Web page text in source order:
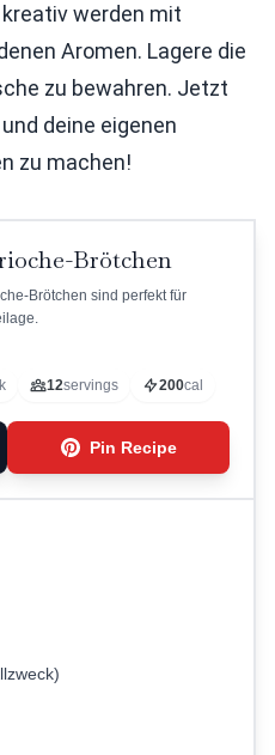
werden mit
Aromen. Lagere die
zu bewahren. Jetzt
deine eigenen
zu machen!
Brötchen
Brötchen sind perfekt für
12servings 200cal
Pin Recipe